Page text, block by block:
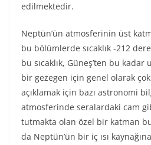
edilmektedir.
Neptün’ün atmosferinin üst
bu bölümlerde sıcaklık -212
bu sıcaklık, Güneş’ten bu
bir gezegen için genel olarak
açıklamak için bazı astronomi
atmosferinde seralardaki cam
tutmakta olan özel bir katman
da Neptün’ün bir iç ısı